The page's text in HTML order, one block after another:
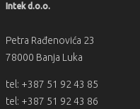
Intek d.o.o.
Petra Rađenovića 23
78000 Banja Luka
tel: +387 51 92 43 85
tel: +387 51 92 43 86